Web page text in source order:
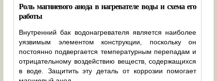
Роль магниевого анода в нагревателе воды и схема его
работы
Внутренний бак водонагревателя является наиболее
уязвимым элементом конструкции, поскольку он
постоянно подвергается температурным перепадам и
отрицательному воздействию веществ, содержащихся
в воде. Защитить эту деталь от коррозии помогает